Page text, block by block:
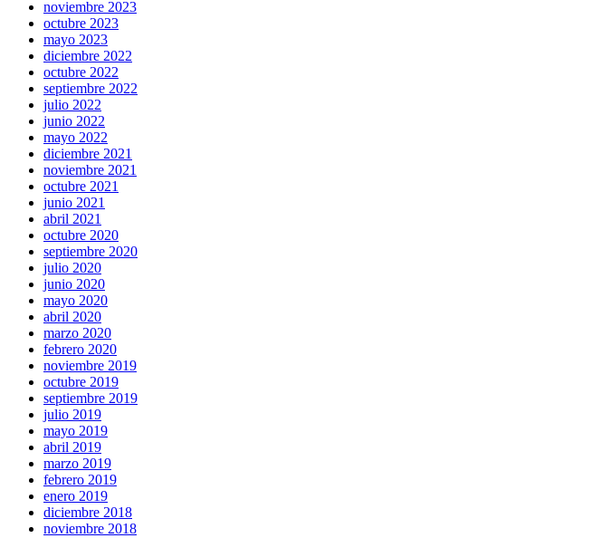
noviembre 2023
octubre 2023
mayo 2023
diciembre 2022
octubre 2022
septiembre 2022
julio 2022
junio 2022
mayo 2022
diciembre 2021
noviembre 2021
octubre 2021
junio 2021
abril 2021
octubre 2020
septiembre 2020
julio 2020
junio 2020
mayo 2020
abril 2020
marzo 2020
febrero 2020
noviembre 2019
octubre 2019
septiembre 2019
julio 2019
mayo 2019
abril 2019
marzo 2019
febrero 2019
enero 2019
diciembre 2018
noviembre 2018